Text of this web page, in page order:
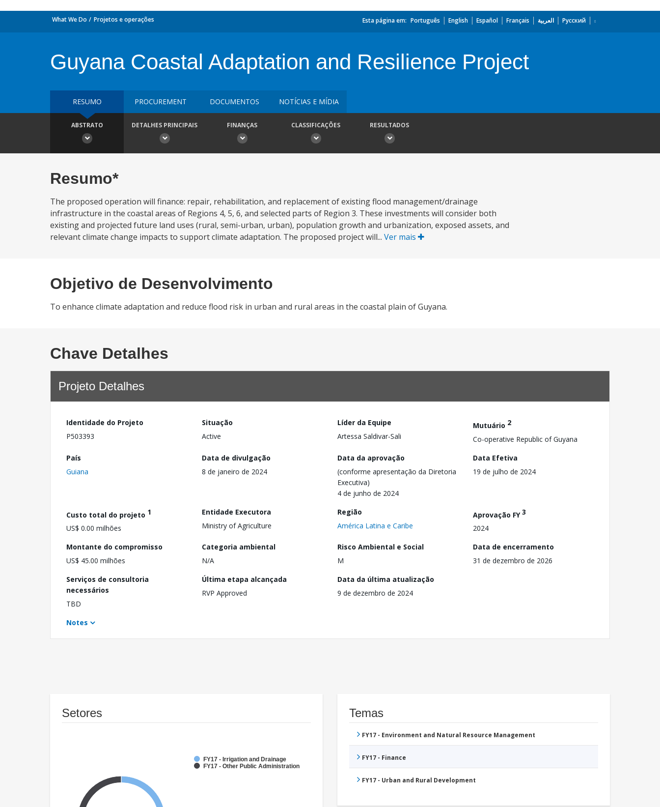
What We Do Projetos e operações Esta página em: Português English Español Français العربية Русский
Guyana Coastal Adaptation and Resilience Project
RESUMO PROCUREMENT DOCUMENTOS NOTÍCIAS E MÍDIA
ABSTRATO DETALHES PRINCIPAIS FINANÇAS CLASSIFICAÇÕES RESULTADOS
Resumo*
The proposed operation will finance: repair, rehabilitation, and replacement of existing flood management/drainage
infrastructure in the coastal areas of Regions 4, 5, 6, and selected parts of Region 3. These investments will consider both
existing and projected future land uses (rural, semi-urban, urban), population growth and urbanization, exposed assets, and
relevant climate change impacts to support climate adaptation. The proposed project will... Ver mais
Objetivo de Desenvolvimento
To enhance climate adaptation and reduce flood risk in urban and rural areas in the coastal plain of Guyana.
Chave Detalhes
Projeto Detalhes
Identidade do Projeto
P503393
Situação
Active
Líder da Equipe
Artessa Saldivar-Sali
Mutuário 2
Co-operative Republic of Guyana
País
Guiana
Data de divulgação
8 de janeiro de 2024
Data da aprovação
(conforme apresentação da Diretoria
Executiva)
4 de junho de 2024
Data Efetiva
19 de julho de 2024
Custo total do projeto 1
US$ 0.00 milhões
Entidade Executora
Ministry of Agriculture
Região
América Latina e Caribe
Aprovação FY3
2024
Montante do compromisso
US$ 45.00 milhões
Categoria ambiental
N/A
Risco Ambiental e Social
M
Data de encerramento
31 de dezembro de 2026
Serviços de consultoria
necessários
TBD
Última etapa alcançada
RVP Approved
Data da última atualização
9 de dezembro de 2024
Notes
Setores
FY17 - Irrigation and Drainage
FY17 - Other Public Administration
Temas
FY17 - Environment and Natural Resource Management
FY17 - Finance
FY17 - Urban and Rural Development